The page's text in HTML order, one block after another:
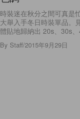
時裝迷在秋分之間可真是
大舉入手冬日時裝單品。
體貼地歸納出 20s、30s
By Staff/2015年9月29日